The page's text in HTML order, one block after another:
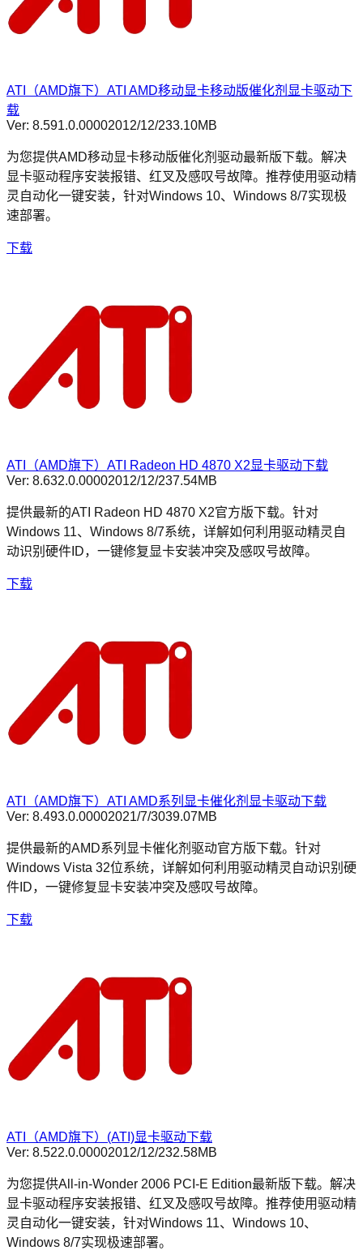
ATI（AMD旗下）ATI AMD移动显卡移动版催化剂显卡驱动下
载
Ver: 8.591.0.00002012/12/233.10MB
为您提供AMD移动显卡移动版催化剂驱动最新版下载。解决
显卡驱动程序安装报错、红叉及感叹号故障。推荐使用驱动精
灵自动化一键安装，针对Windows 10、Windows 8/7实现极
速部署。
下载
ATI（AMD旗下）ATI Radeon HD 4870 X2显卡驱动下载
Ver: 8.632.0.00002012/12/237.54MB
提供最新的ATI Radeon HD 4870 X2官方版下载。针对
Windows 11、Windows 8/7系统，详解如何利用驱动精灵自
动识别硬件ID，一键修复显卡安装冲突及感叹号故障。
下载
ATI（AMD旗下）ATI AMD系列显卡催化剂显卡驱动下载
Ver: 8.493.0.00002021/7/3039.07MB
提供最新的AMD系列显卡催化剂驱动官方版下载。针对
Windows Vista 32位系统，详解如何利用驱动精灵自动识别硬
件ID，一键修复显卡安装冲突及感叹号故障。
下载
ATI（AMD旗下）(ATI)显卡驱动下载
Ver: 8.522.0.00002012/12/232.58MB
为您提供All-in-Wonder 2006 PCI-E Edition最新版下载。解决
显卡驱动程序安装报错、红叉及感叹号故障。推荐使用驱动精
灵自动化一键安装，针对Windows 11、Windows 10、
Windows 8/7实现极速部署。